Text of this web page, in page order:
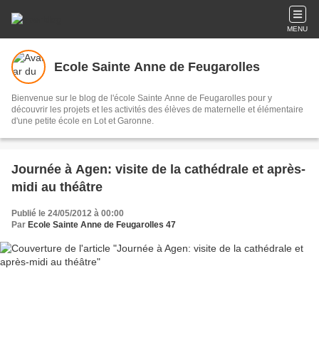
MENU
Ecole Sainte Anne de Feugarolles
Bienvenue sur le blog de l'école Sainte Anne de Feugarolles pour y
découvrir les projets et les activités des élèves de maternelle et élémentaire
d'une petite école en Lot et Garonne.
Journée à Agen: visite de la cathédrale et après-
midi au théâtre
Publié le 24/05/2012 à 00:00
Par Ecole Sainte Anne de Feugarolles 47